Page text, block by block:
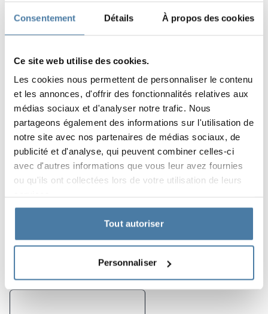
Consentement Détails À propos des cookies
Ce site web utilise des cookies.
Les cookies nous permettent de personnaliser le contenu
et les annonces, d'offrir des fonctionnalités relatives aux
médias sociaux et d'analyser notre trafic. Nous
partageons également des informations sur l'utilisation de
notre site avec nos partenaires de médias sociaux, de
publicité et d'analyse, qui peuvent combiner celles-ci
avec d'autres informations que vous leur avez fournies
ou qu'ils ont collectées lors de votre utilisation de leurs
Tout autoriser
Personnaliser
exceptionnelle, mais aussi par une très grande
esthétique.
nombreuses marques d’hôtels renommées, en
travaillant en étroite collaboration avec les designers ou
les architectes qui dirigent le projet.
Caractéristiques du projet:
une durabilité extraordinaire
l'esthétique de l'exécution
l'exhaustivité de la prestation de services
Produits utilisés dans la
réalisation